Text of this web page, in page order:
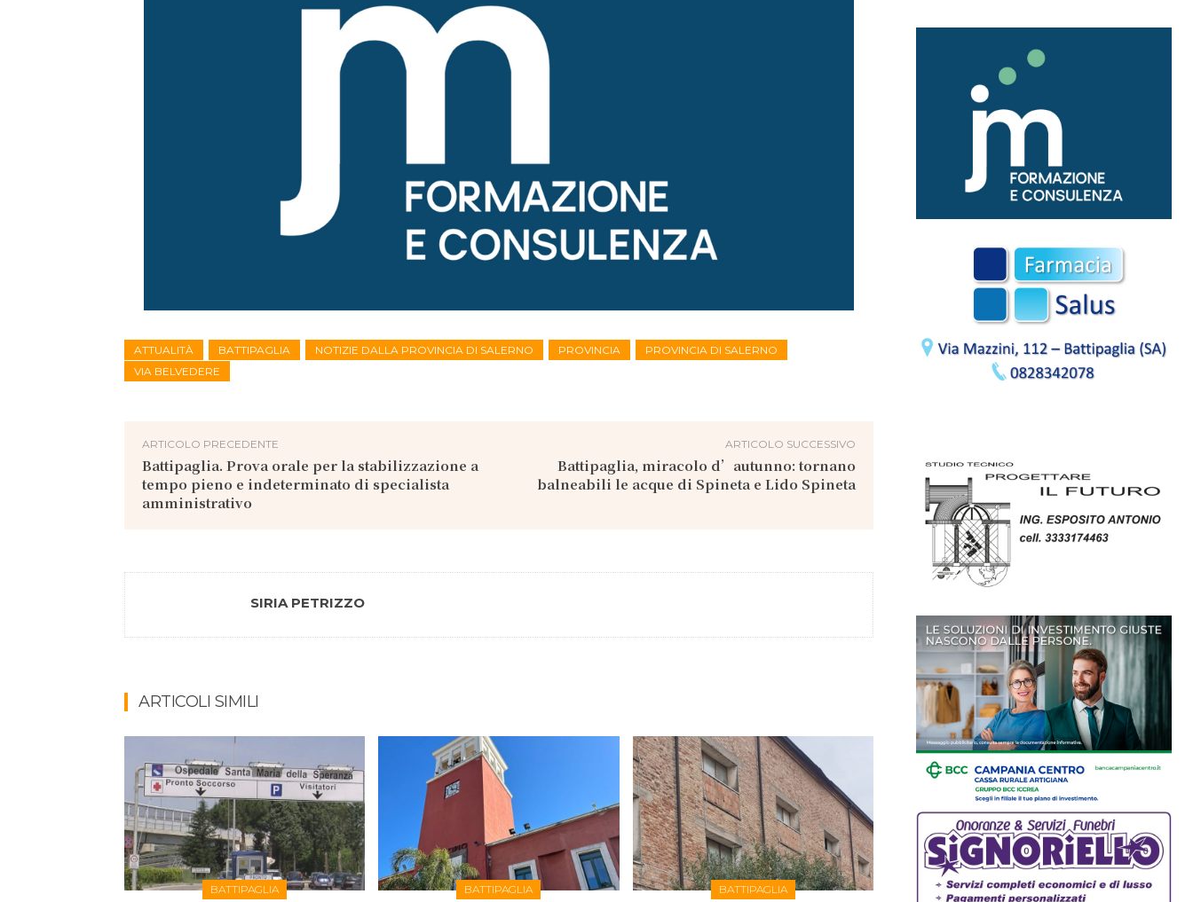
ATTUALITÀ BATTIPAGLIA NOTIZIE DALLA PROVINCIA DI SALERNO PROVINCIA
PROVINCIA DI SALERNO
VIA BELVEDERE
ARTICOLO PRECEDENTE
Battipaglia. Prova orale per la stabilizzazione a
tempo pieno e indeterminato di specialista
amministrativo
ARTICOLO SUCCESSIVO
Battipaglia, miracolo d’autunno: tornano
balneabili le acque di Spineta e Lido Spineta
SIRIA PETRIZZO
ARTICOLI SIMILI
BATTIPAGLIA BATTIPAGLIA BATTIPAGLIA